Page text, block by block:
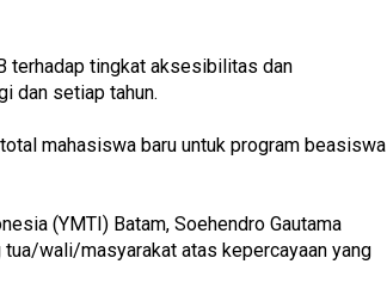
terhadap tingkat aksesibilitas dan
dan setiap tahun.
mahasiswa baru untuk program beasiswa
(YMTI) Batam, Soehendro Gautama
wali/masyarakat atas kepercayaan yang